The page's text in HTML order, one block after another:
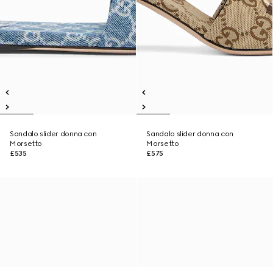
Sandalo slider donna con
Morsetto
£535
Sandalo slider donna con
Morsetto
£575